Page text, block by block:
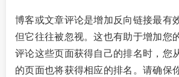
博客或文章评论是增加反向链接最有
但它往往被忽视。这也有助于增加您
评论这些页面获得自己的排名时，您
的页面也将获得相应的排名。请确保